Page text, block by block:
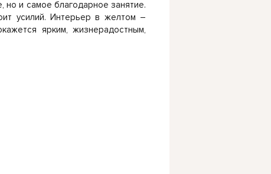
но и самое благодарное занятие.
усилий. Интерьер в желтом –
ярким, жизнерадостным,